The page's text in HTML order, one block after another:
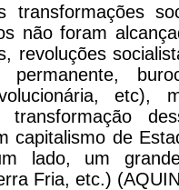
não foram
revoluções
etc),
capitalismo de
lado, um
Fria, etc.)